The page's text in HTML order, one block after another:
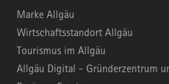
Marke Allgäu
Wirtschaftsstandort Allgäu
Tourismus im Allgäu
Allgäu Digital - Gründerzentrum